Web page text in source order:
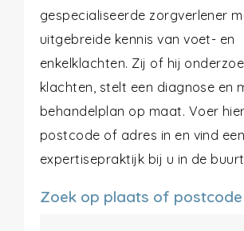
gespecialiseerde zorgverlener
uitgebreide kennis van voet- en
enkelklachten. Zij of hij
klachten, stelt een diagnose en
behandelplan op maat. Voer
postcode of adres in en vind een
expertisepraktijk bij u in de
Zoek op plaats of postcode